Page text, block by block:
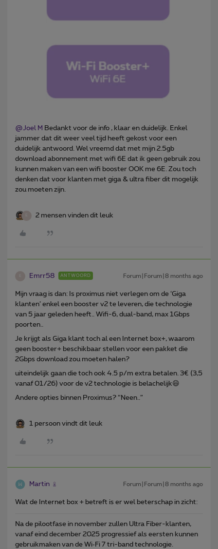
@Joel M Bedankt voor de info , klaar en duidelijk. Enkel
jammer dat dit weer veel tijd heeft gekost voor een
duidelijk antwoord. Wel vreemd dat met mijn 2.5gb
download abonnement met wifi 6E dat ik geen gebruik zou
kunnen maken van een wifi booster OOK me 6E. Zou toch
denken dat voor klanten met giga & ultra fiber dit mogelijk
zou moeten zijn.
2 mensen vinden dit leuk
Emrr58 ANTWOORD Forum|Forum|8 months ago
Mijn vraag is dan: Is proximus niet verlegen om de ‘Giga
klanten’ enkel een booster v2 te leveren, die technologie
van 5 jaar geleden heeft.. Wifi-6, dual-band, max 1Gbps
poorten..
Je krijgt als Giga klant toch al een Internet box+, waarom
geen booster+ beschikbaar stellen voor een pakket die
2Gbps download zou moeten halen?
uiteindelijk gaan die toch ook 4.5 p/m extra betalen. 3€ (3,5
vanaf 01/26) voor de v2 technologie is belachelijk😄
Andere opties binnen Proximus? “Neen..”
1 persoon vindt dit leuk
Martin Forum|Forum|8 months ago
Wat de Internet box + betreft is er wel beterschap in zicht:
Na de pilootfase in november zullen Ultra Fiber-klanten,
vanaf eind december 2025 progressief als eersten kunnen
gebruikmaken van de Wi‑Fi 7 tri-band technologie.